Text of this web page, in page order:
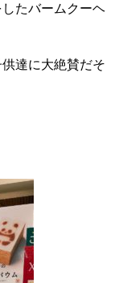
たバームクーヘ
達に大絶賛だそ